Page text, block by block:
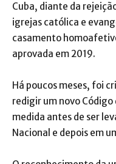
Cuba, diante da
igrejas católica e
casamento
aprovada em 2019.
Há poucos meses, foi
redigir um novo
medida antes de ser
Nacional e depois em